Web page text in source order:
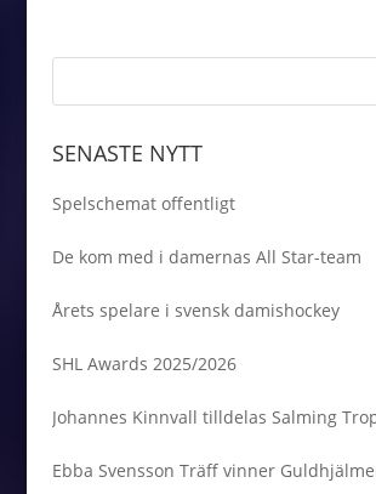
inslagna vägen och
SENASTE NYTT
Spelschemat offentligt
De kom med i damernas All Star-team
Årets spelare i svensk damishockey
SHL Awards 2025/2026
Johannes Kinnvall tilldelas Salming
Ebba Svensson Träff vinner